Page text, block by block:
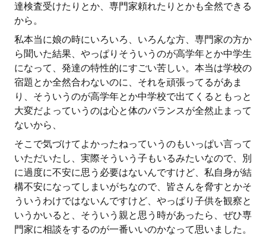
達検査受けたりとか、専門家頼れたりとかも全然できる
から。
私本当に娘の時にいろいろ、いろんな方、専門家の方か
ら聞いた結果、やっぱりそういうのが高学年とか中学生
になって、発達の特性的にすごい苦しい。本当は学校の
宿題とか全然合わないのに、それを頑張ってるがあま
り、そういうのが高学年とか中学校で出てくるともっと
大変だよっていうのは心と体のバランスが全然止まって
ないから、
そこで気づけてよかったねっていうのもいっぱい言って
いただいたし、実際そういう子もいるみたいなので、別
に過度に不安に思う必要はないんですけど、私自身が結
構不安になってしまいがちなので、皆さんを脅すとかそ
ういうわけではないんですけど、やっぱり子供を観察と
いうかいると、そういう親と思う時があったら、ぜひ専
門家に相談をするのが一番いいのかなって思いました。